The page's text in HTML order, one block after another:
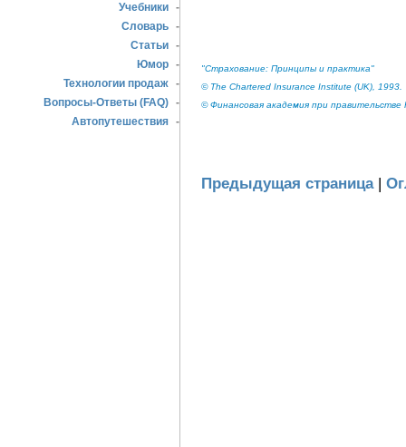
Учебники -
Словарь -
Статьи -
Юмор -
Технологии продаж -
Вопросы-Ответы (FAQ) -
Автопутешествия -
"Страхование: Принципы и практика"
© The Chartered Insurance Institute (UK), 1993.
© Финансовая академия при правительстве
Предыдущая страница|